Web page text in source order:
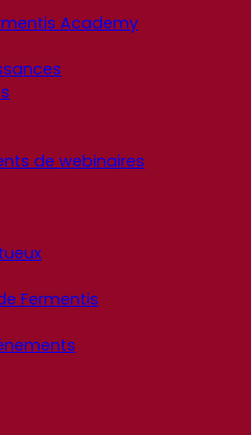
Academy
de webinaires
Fermentis